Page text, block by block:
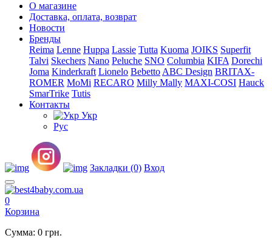
О магазине
Доставка, оплата, возврат
Новости
Бренды
Reima Lenne Huppa Lassie Tutta Kuoma JOIKS Superfit
Talvi Skechers Nano Peluche SNO Columbia KIFA Dorechi
Joma Kinderkraft Lionelo Bebetto ABC Design BRITAX-
ROMER MoMi RECARO Milly Mally MAXI-COSI Hauck
SmarTrike Tutis
Контакты
Укр
Рус
Закладки (0) Вход
0
Корзина
Сумма: 0 грн.